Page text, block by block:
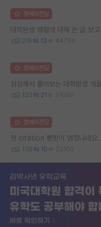
명예의전당
대학원생 예절에 대해 쓴 글 보고
219 13 44796
명예의전당
심심해서 풀어보는 대학원생 개
133 21 91092
명예의전당
첫 citation 뽕맛이 엄청나네요...
136 10 23100